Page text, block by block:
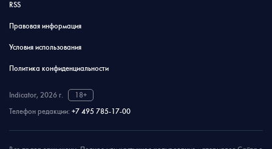
RSS
Правовая информация
Условия использования
Политика конфиденциальности
Indicator, 2026 г.
18+
Телефон редакции: +7 495 785-17-00